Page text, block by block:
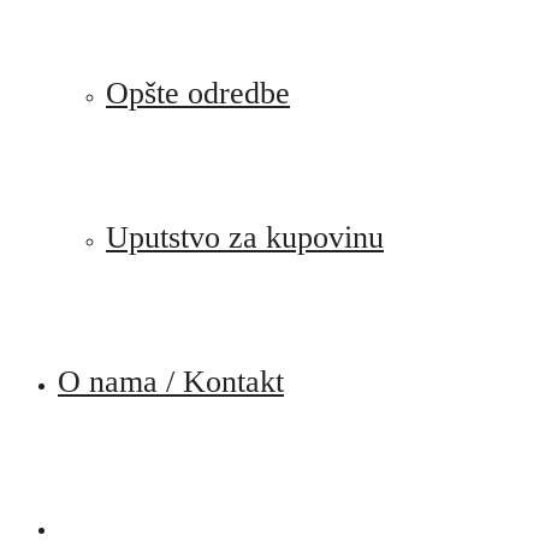
Opšte odredbe
Uputstvo za kupovinu
O nama / Kontakt